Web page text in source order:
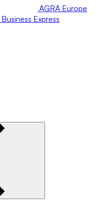
AGRA Europe
Business Express